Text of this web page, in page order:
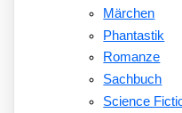
Märchen
Phantastik
Romanze
Sachbuch
Science